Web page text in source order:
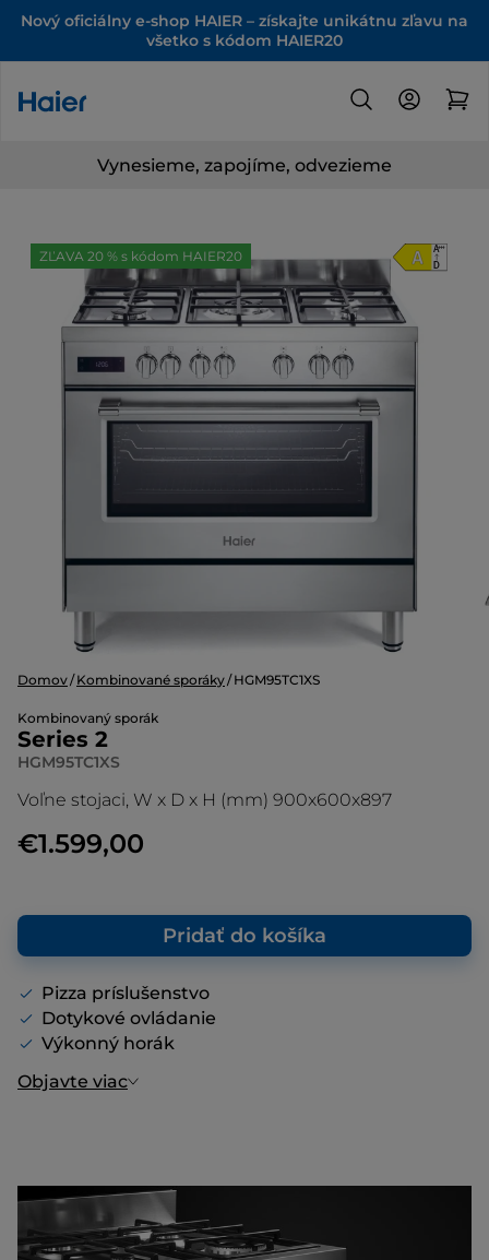
Nový oficiálny e-shop HAIER – získajte unikátnu zľavu na
všetko s kódom HAIER20
Vynesieme, zapojíme, odvezieme
ZĽAVA 20 % s kódom HAIER20
Domov Kombinované sporáky HGM95TC1XS
Kombinovaný sporák
Series 2
HGM95TC1XS
Voľne stojaci, W x D x H (mm) 900x600x897
€1.599,00
Pridať do košíka
Pizza príslušenstvo
Dotykové ovládanie
Výkonný horák
Objavte viac